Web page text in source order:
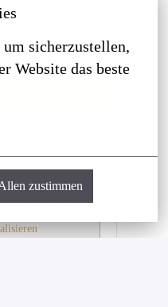
sicherzustellen,
Website das beste
zustimmen
verfügbar